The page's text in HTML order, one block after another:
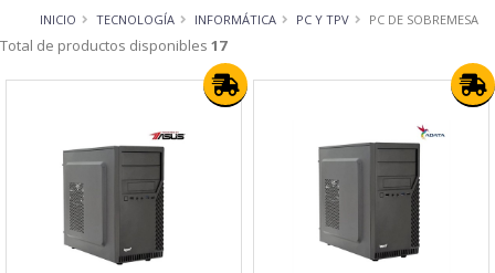
INICIO TECNOLOGÍA INFORMÁTICA PC Y TPV PC DE SOBREMESA
Total de productos disponibles 17